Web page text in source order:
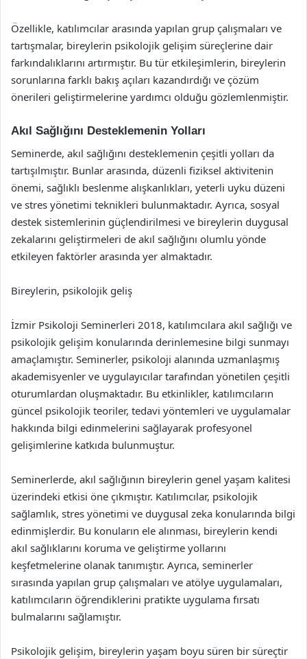
Özellikle, katılımcılar arasında yapılan grup çalışmaları ve
tartışmalar, bireylerin psikolojik gelişim süreçlerine dair
farkındalıklarını artırmıştır. Bu tür etkileşimlerin, bireylerin
sorunlarına farklı bakış açıları kazandırdığı ve çözüm
önerileri geliştirmelerine yardımcı olduğu gözlemlenmiştir.
Akıl Sağlığını Desteklemenin Yolları
Seminerde, akıl sağlığını desteklemenin çeşitli yolları da
tartışılmıştır. Bunlar arasında, düzenli fiziksel aktivitenin
önemi, sağlıklı beslenme alışkanlıkları, yeterli uyku düzeni
ve stres yönetimi teknikleri bulunmaktadır. Ayrıca, sosyal
destek sistemlerinin güçlendirilmesi ve bireylerin duygusal
zekalarını geliştirmeleri de akıl sağlığını olumlu yönde
etkileyen faktörler arasında yer almaktadır.
Bireylerin, psikolojik geliş
İzmir Psikoloji Seminerleri 2018, katılımcılara akıl sağlığı ve
psikolojik gelişim konularında derinlemesine bilgi sunmayı
amaçlamıştır. Seminerler, psikoloji alanında uzmanlaşmış
akademisyenler ve uygulayıcılar tarafından yönetilen çeşitli
oturumlardan oluşmaktadır. Bu etkinlikler, katılımcıların
güncel psikolojik teoriler, tedavi yöntemleri ve uygulamalar
hakkında bilgi edinmelerini sağlayarak profesyonel
gelişimlerine katkıda bulunmuştur.
Seminerlerde, akıl sağlığının bireylerin genel yaşam kalitesi
üzerindeki etkisi öne çıkmıştır. Katılımcılar, psikolojik
sağlamlık, stres yönetimi ve duygusal zeka konularında bilgi
edinmişlerdir. Bu konuların ele alınması, bireylerin kendi
akıl sağlıklarını koruma ve geliştirme yollarını
keşfetmelerine olanak tanımıştır. Ayrıca, seminerler
sırasında yapılan grup çalışmaları ve atölye uygulamaları,
katılımcıların öğrendiklerini pratikte uygulama fırsatı
bulmalarını sağlamıştır.
Psikolojik gelişim, bireylerin yaşam boyu süren bir süreçtir